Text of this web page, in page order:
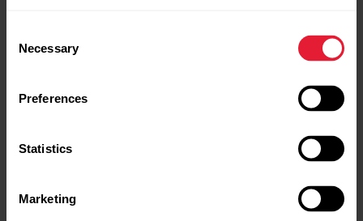
Selection
Necessary
Preferences
Statistics
Marketing